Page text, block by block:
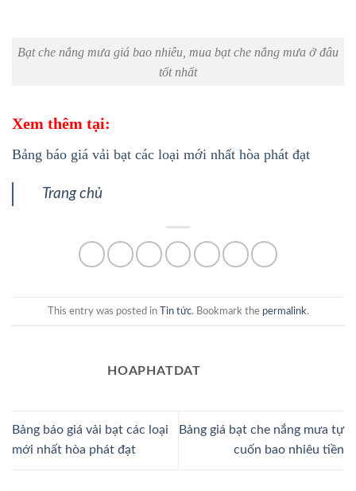
Bạt che nắng mưa giá bao nhiêu, mua bạt che nắng mưa ở đâu
tốt nhất
Xem thêm tại:
Bảng báo giá vải bạt các loại mới nhất hòa phát đạt
Trang chủ
This entry was posted in Tin tức. Bookmark the permalink.
HOAPHATDAT
Bảng báo giá vải bạt các loại
mới nhất hòa phát đạt
Bảng giá bạt che nắng mưa tự
cuốn bao nhiêu tiền